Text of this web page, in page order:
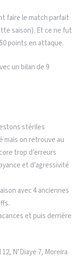
faire le match parfait
saison). Et ce ne fut
points en attaque.
un bilan de 9
stériles
on retrouve au
trop d’erreurs
et d’agressivité
avec 4 anciennes
et puis derrière
N’Diaye 7, Moreira